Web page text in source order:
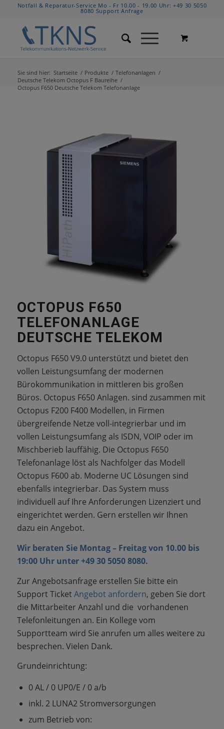
Notfall & Reparatur-Service Mo - Fr 10.00 - 19.00 Uhr:+49 30 5050
8080 Support Anfrage
Sie sind hier: Startseite / Produkte / Telefonanlagen /
Deutsche Telekom Octopus F Baureihe /
Octopus F650 Deutsche Telekom Telefonanlage
OCTOPUS F650
TELEFONANLAGE
DEUTSCHE TELEKOM
Octopus F650 V9.0 unterstützt und bietet den
vollen Leistungsumfang der modernen
Bürokommunikation in mittleren bis großen
Büros. Octopus F650 Anlagen. sind zusammen mit
Octopus F200 F400 Modellen, in Firmen
übergreifende Netze voll-integrierbar und im
vollen Leistungsumfang als ISDN, VOIP oder im
Mischberieb lauffähig. Die Octopus F650
Telefonanlage löst als Nachfolger das Modell
Octopus F600 ab. Moderne UC Lösungen sind
ebenfalls integrierbar. Das System muss
individuell auf Ihre Anforderungen Lizenziert und
eingerichtet werden. Gern erstellen wir Ihnen
dazu ein Angebot.
Wir beraten Sie Montag – Freitag von 10.00 bis
19:00 Uhr unter +49 30 5050 8080.
Zur Angebotsanfrage erstellen Sie bitte ein
Support TicketAngebot anfordern, geben Sie dort
die Mittarbeiter Anzahl und die vorhandenen
Telefonleitungen an. Ein Kollege vom
Supportteam wird Sie anrufen um alles weitere zu
besprechen. Vielen Dank.
Grundeinrichtung:
0 AL / 0 UP0/E / 0 a/b
inkl. 2 LUNA2 Stromversorgungen
zum Betrieb von: